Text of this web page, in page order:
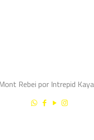
Rebei por Intrepid